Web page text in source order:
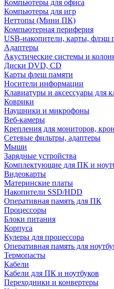
Компьютеры для офиса
Компьютеры для игр
Неттопы (Мини ПК)
Компьютерная периферия
USB-накопители, карты, флэш
Адаптеры
Акустические системы и
Диски DVD, CD
Карты флеш памяти
Носители информации
Клавиатуры и аксессуары для
Коврики
Наушники и микрофоны
Веб-камеры
Крепления для мониторов,
Сетевые фильтры, адаптеры
Мыши
Зарядные устройства
Комплектующие для ПК и
Видеокарты
Материнские платы
Накопители SSD/HDD
Оперативная память для ПК
Процессоры
Блоки питания
Корпуса
Кулеры для процессора
Оперативная память для
Термопасты
Кабели
Кабели для ПК и ноутбуков
Переходники и конвертеры